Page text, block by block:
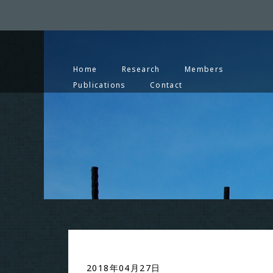
Home Research
Members
Publications
Contact
2018年04月27日